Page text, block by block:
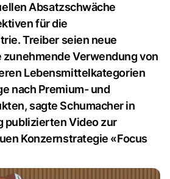
Absatzschwäche
für die
Treiber seien neue
zunehmende Verwendung von
Lebensmittelkategorien
nach Premium- und
sagte Schumacher in
publizierten Video zur
Konzernstrategie «Focus